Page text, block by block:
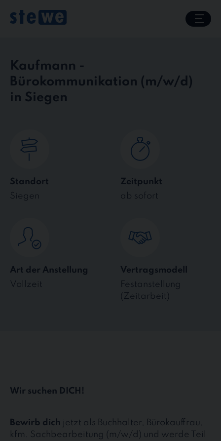
content
Kaufmann -
Bürokommunikation
in Siegen
Standort
Siegen
Zeitpunkt
ab sofort
Art der Anstellung
Vollzeit
Vertragsmodell
Festanstellung
(Zeitarbeit)
Wir suchen DICH!
Bewirb dich jetzt als Buchhalter, Bürokauffrau,
kfm. Sachbearbeitung (m/w/d) und werde Teil